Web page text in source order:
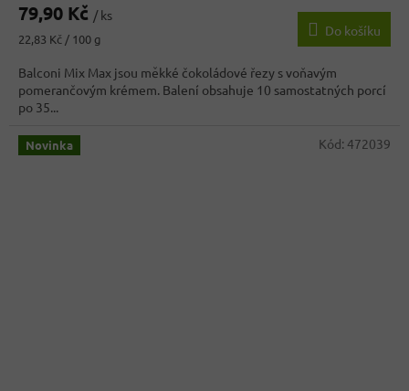
79,90 Kč / ks
Měrná
22,83 Kč / 100 g
Do košíku
Balconi Mix Max jsou měkké čokoládové řezy s voňavým
pomerančovým krémem. Balení obsahuje 10 samostatných porcí
po 35...
Novinka Kód: 472039